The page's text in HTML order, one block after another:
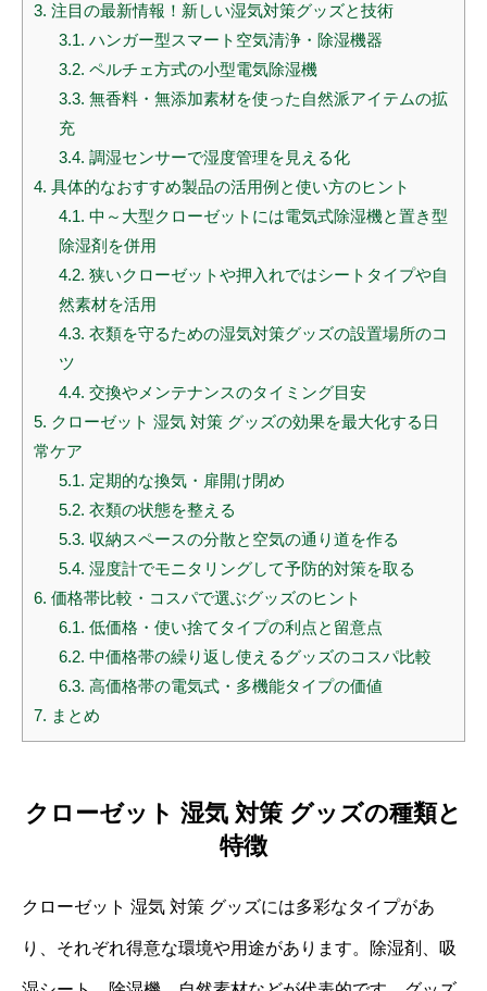
3. 注目の最新情報！新しい湿気対策グッズと技術
3.1. ハンガー型スマート空気清浄・除湿機器
3.2. ペルチェ方式の小型電気除湿機
3.3. 無香料・無添加素材を使った自然派アイテムの拡
充
3.4. 調湿センサーで湿度管理を見える化
4. 具体的なおすすめ製品の活用例と使い方のヒント
4.1. 中～大型クローゼットには電気式除湿機と置き型
除湿剤を併用
4.2. 狭いクローゼットや押入れではシートタイプや自
然素材を活用
4.3. 衣類を守るための湿気対策グッズの設置場所のコ
ツ
4.4. 交換やメンテナンスのタイミング目安
5. クローゼット 湿気 対策 グッズの効果を最大化する日
常ケア
5.1. 定期的な換気・扉開け閉め
5.2. 衣類の状態を整える
5.3. 収納スペースの分散と空気の通り道を作る
5.4. 湿度計でモニタリングして予防的対策を取る
6. 価格帯比較・コスパで選ぶグッズのヒント
6.1. 低価格・使い捨てタイプの利点と留意点
6.2. 中価格帯の繰り返し使えるグッズのコスパ比較
6.3. 高価格帯の電気式・多機能タイプの価値
7. まとめ
クローゼット 湿気 対策 グッズの種類と
特徴
クローゼット 湿気 対策 グッズには多彩なタイプがあ
り、それぞれ得意な環境や用途があります。除湿剤、吸